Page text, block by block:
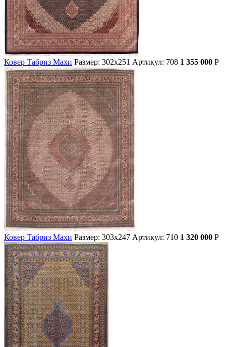
Ковер Табриз Махи Размер: 302х251 Артикул: 708 1 355 000 Р
Ковер Табриз Махи Размер: 303х247 Артикул: 710 1 320 000 Р